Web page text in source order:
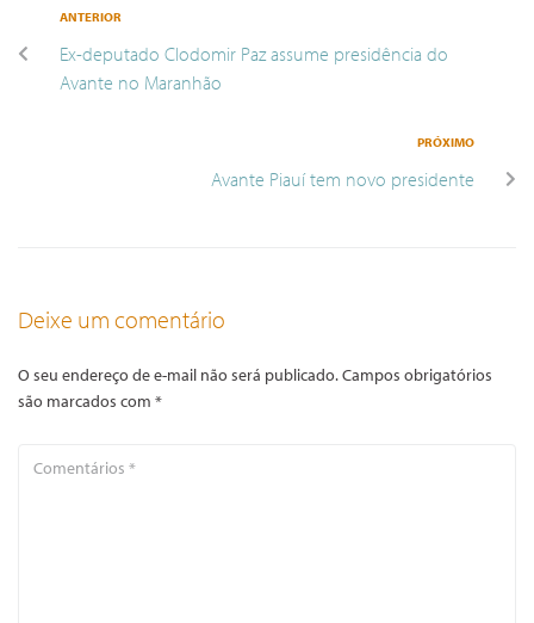
ANTERIOR
Ex-deputado Clodomir Paz assume presidência do
Avante no Maranhão
PRÓXIMO
Avante Piauí tem novo presidente
Deixe um comentário
O seu endereço de e-mail não será publicado.Campos obrigatórios
são marcados com *